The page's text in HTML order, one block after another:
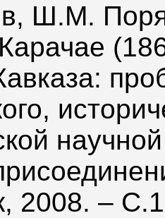
Ш.М.
2008. –